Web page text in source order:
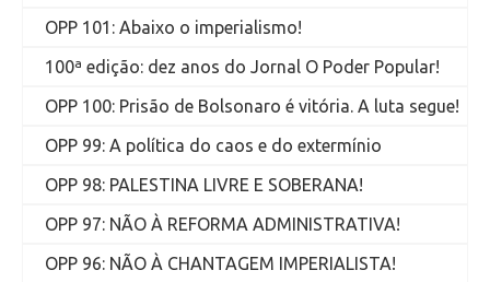
OPP 101: Abaixo o imperialismo!
100ª edição: dez anos do Jornal O Poder Popular!
OPP 100: Prisão de Bolsonaro é vitória. A luta segue!
OPP 99: A política do caos e do extermínio
OPP 98: PALESTINA LIVRE E SOBERANA!
OPP 97: NÃO À REFORMA ADMINISTRATIVA!
OPP 96: NÃO À CHANTAGEM IMPERIALISTA!